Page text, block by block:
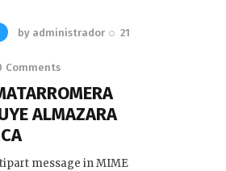
by administrador
21
Comments
ALMAZARA
message in MIME